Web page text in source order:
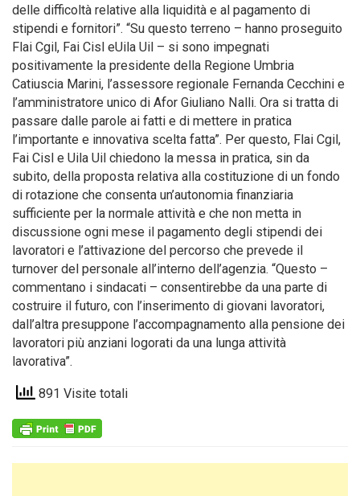
delle difficoltà relative alla liquidità e al pagamento di
stipendi e fornitori”. “Su questo terreno – hanno proseguito
Flai Cgil, Fai Cisl eUila Uil – si sono impegnati
positivamente la presidente della Regione Umbria
Catiuscia Marini, l’assessore regionale Fernanda Cecchini e
l’amministratore unico di Afor Giuliano Nalli. Ora si tratta di
passare dalle parole ai fatti e di mettere in pratica
l’importante e innovativa scelta fatta”. Per questo, Flai Cgil,
Fai Cisl e Uila Uil chiedono la messa in pratica, sin da
subito, della proposta relativa alla costituzione di un fondo
di rotazione che consenta un’autonomia finanziaria
sufficiente per la normale attività e che non metta in
discussione ogni mese il pagamento degli stipendi dei
lavoratori e l’attivazione del percorso che prevede il
turnover del personale all’interno dell’agenzia. “Questo –
commentano i sindacati – consentirebbe da una parte di
costruire il futuro, con l’inserimento di giovani lavoratori,
dall’altra presuppone l’accompagnamento alla pensione dei
lavoratori più anziani logorati da una lunga attività
lavorativa”.
891 Visite totali